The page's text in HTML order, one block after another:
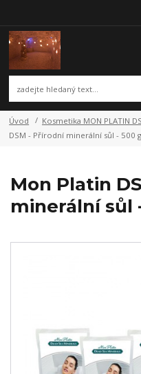
Úvod Kosmetika MON PLATIN
DSM - Přírodní minerální sůl - 500 g
Mon Platin
minerální sůl